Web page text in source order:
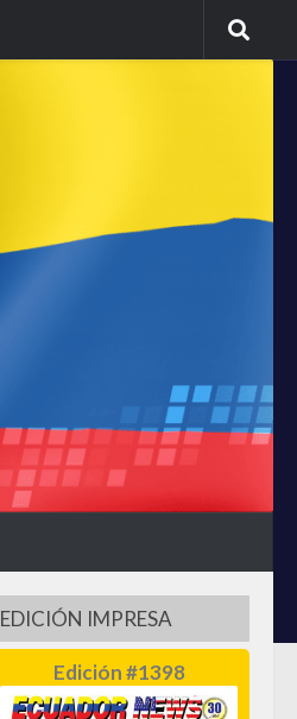
EDICIÓN IMPRESA
Edición #1398